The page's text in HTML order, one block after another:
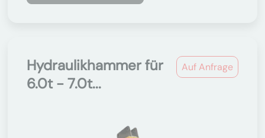
Auf Anfrage
Hydraulikhammer für
6.0t - 7.0t...